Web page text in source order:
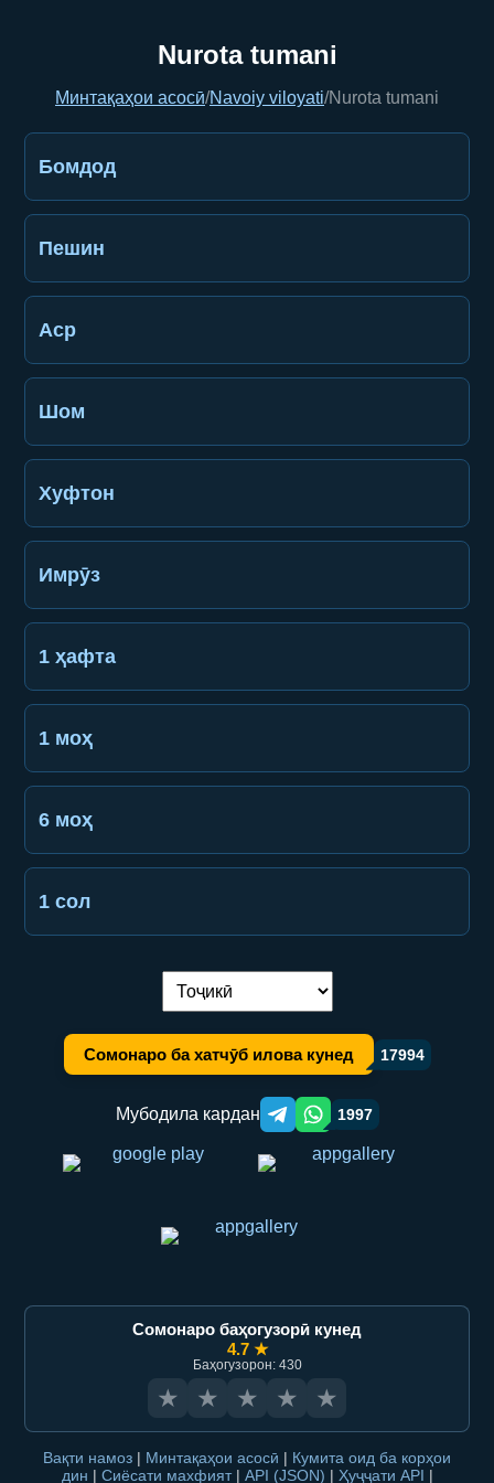
Nurota tumani
Минтақаҳои асосӣ/Navoiy viloyati/Nurota tumani
Бомдод
Пешин
Аср
Шом
Хуфтон
Имрӯз
1 ҳафта
1 моҳ
6 моҳ
1 сол
Иваз кардани забон:
Сомонаро ба хатчӯб илова кунед 17994
Мубодила кардан Telegram orqali ulashish
WhatsApp orqali ulashish
1997
Сомонаро баҳогузорӣ кунед
4.7 ★
Баҳогузорон: 430
★ ★ ★ ★ ★
Вақти намоз | Минтақаҳои асосӣ | Кумита оид ба корҳои
дин | Сиёсати махфият | API (JSON) | Ҳуҷҷати API |